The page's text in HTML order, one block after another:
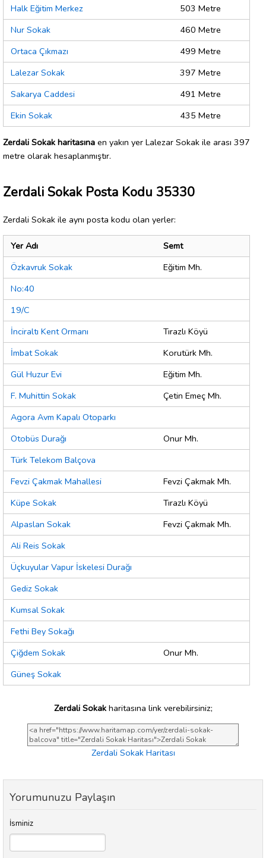
Halk Eğitim Merkez
503 Metre
Nur Sokak
460 Metre
Ortaca Çıkmazı
499 Metre
Lalezar Sokak
397 Metre
Sakarya Caddesi
491 Metre
Ekin Sokak
435 Metre
Zerdali Sokak haritasına en yakın yer Lalezar Sokak ile arası 397
metre olarak hesaplanmıştır.
Zerdali Sokak Posta Kodu 35330
Zerdali Sokak ile aynı posta kodu olan yerler:
Yer Adı
Semt
Özkavruk Sokak
Eğitim Mh.
No:40
19/C
İnciraltı Kent Ormanı
Tırazlı Köyü
İmbat Sokak
Korutürk Mh.
Gül Huzur Evi
Eğitim Mh.
F. Muhittin Sokak
Çetin Emeç Mh.
Agora Avm Kapalı Otoparkı
Otobüs Durağı
Onur Mh.
Türk Telekom Balçova
Fevzi Çakmak Mahallesi
Fevzi Çakmak Mh.
Küpe Sokak
Tırazlı Köyü
Alpaslan Sokak
Fevzi Çakmak Mh.
Ali Reis Sokak
Üçkuyular Vapur İskelesi Durağı
Gediz Sokak
Kumsal Sokak
Fethi Bey Sokağı
Çiğdem Sokak
Onur Mh.
Güneş Sokak
Zerdali Sokakharitasına link verebilirsiniz;
Zerdali Sokak Haritası
Yorumunuzu Paylaşın
İsminiz